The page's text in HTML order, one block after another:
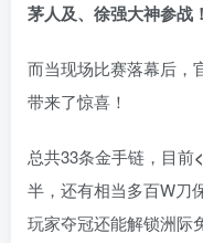
茅人及、徐强大神参战
而当现场比赛落幕后，
带来了惊喜！
总共33条金手链，目前
半，还有相当多百W刀
玩家夺冠还能解锁洲际